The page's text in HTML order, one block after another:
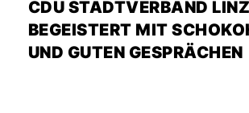
CDU STADTVERBAND LINZ
BEGEISTERT MIT
UND GUTEN GESPRÄCHEN